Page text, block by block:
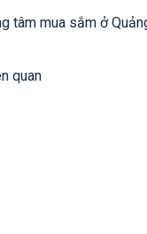
tâm mua sắm ở
quan